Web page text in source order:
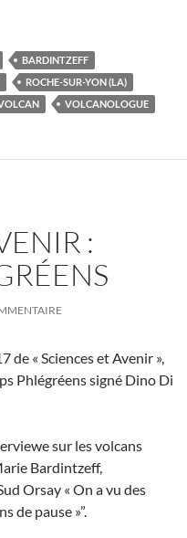
BARDINTZEFF
ROCHE-SUR-YON (LA)
VOLCANOLOGUE
:
« Sciences et Avenir »,
Phlégréens signé Dino Di
sur les volcans
Bardintzeff,
Orsay « On a vu des
de pause »”.